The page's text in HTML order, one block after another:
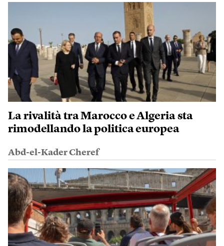
La rivalità tra Marocco e Algeria sta
rimodellando la politica europea
Abd-el-Kader Cheref